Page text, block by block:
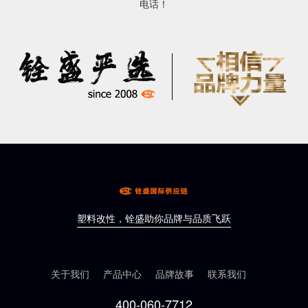
电话！
塑料改性，铨盛助你品牌与品质飞跃
关于我们 产品中心 品牌故事 联系我们
400-060-7712